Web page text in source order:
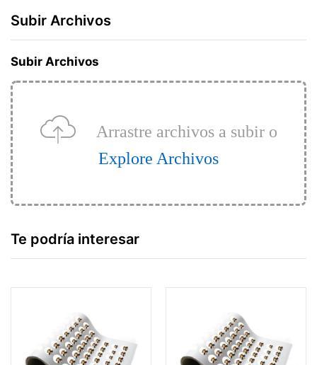
Subir Archivos
Subir Archivos
Arrastre archivos a subir o
Explore Archivos
Te podría interesar